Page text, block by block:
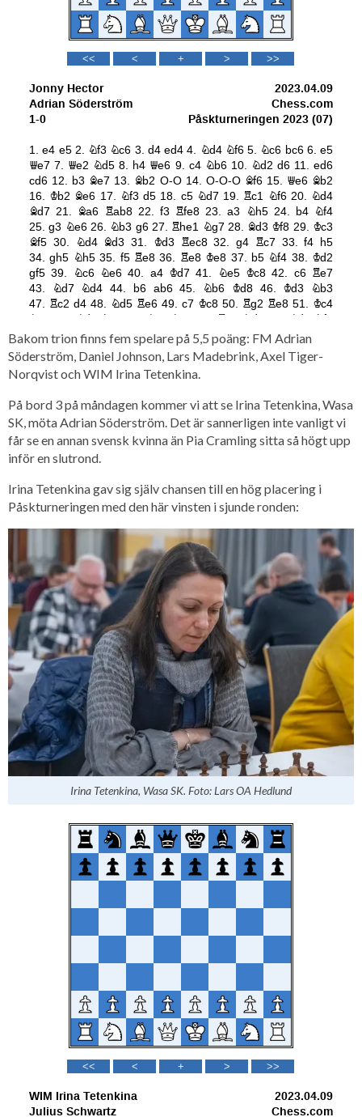
Bakom trion finns fem spelare på 5,5 poäng: FM Adrian
Söderström, Daniel Johnson, Lars Madebrink, Axel Tiger-
Norqvist och WIM Irina Tetenkina.
På bord 3 på måndagen kommer vi att se Irina Tetenkina, Wasa
SK, möta Adrian Söderström. Det är sannerligen inte vanligt vi
får se en annan svensk kvinna än Pia Cramling sitta så högt upp
inför en slutrond.
Irina Tetenkina gav sig själv chansen till en hög placering i
Påskturneringen med den här vinsten i sjunde ronden:
Irina Tetenkina, Wasa SK. Foto: Lars OA Hedlund